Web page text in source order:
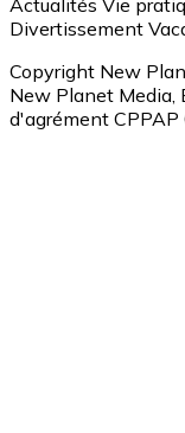
Actualités Vie
Divertissement
Copyright New
New Planet Media,
d'agrément